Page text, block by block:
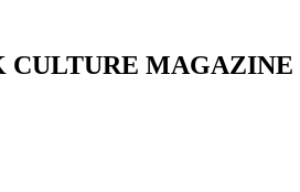
CULTURE MAGAZINE